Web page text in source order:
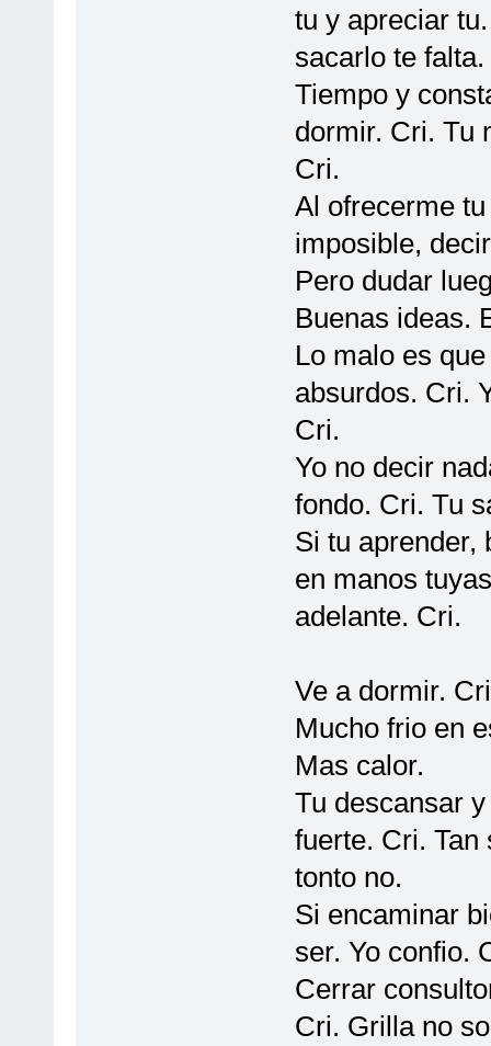
tu y apreciar
sacarlo te
Tiempo y
dormir. Cri. Tu
Cri.
Al ofrecerme
imposible,
Pero dudar
Buenas ideas.
Lo malo es
absurdos. Cri.
Cri.
Yo no decir
fondo. Cri. Tu
Si tu aprender,
en manos
adelante. Cri.
Ve a dormir.
Mucho frio en
Mas calor.
Tu descansar
fuerte. Cri.
tonto no.
Si encaminar
ser. Yo confio.
Cerrar
Cri. Grilla no